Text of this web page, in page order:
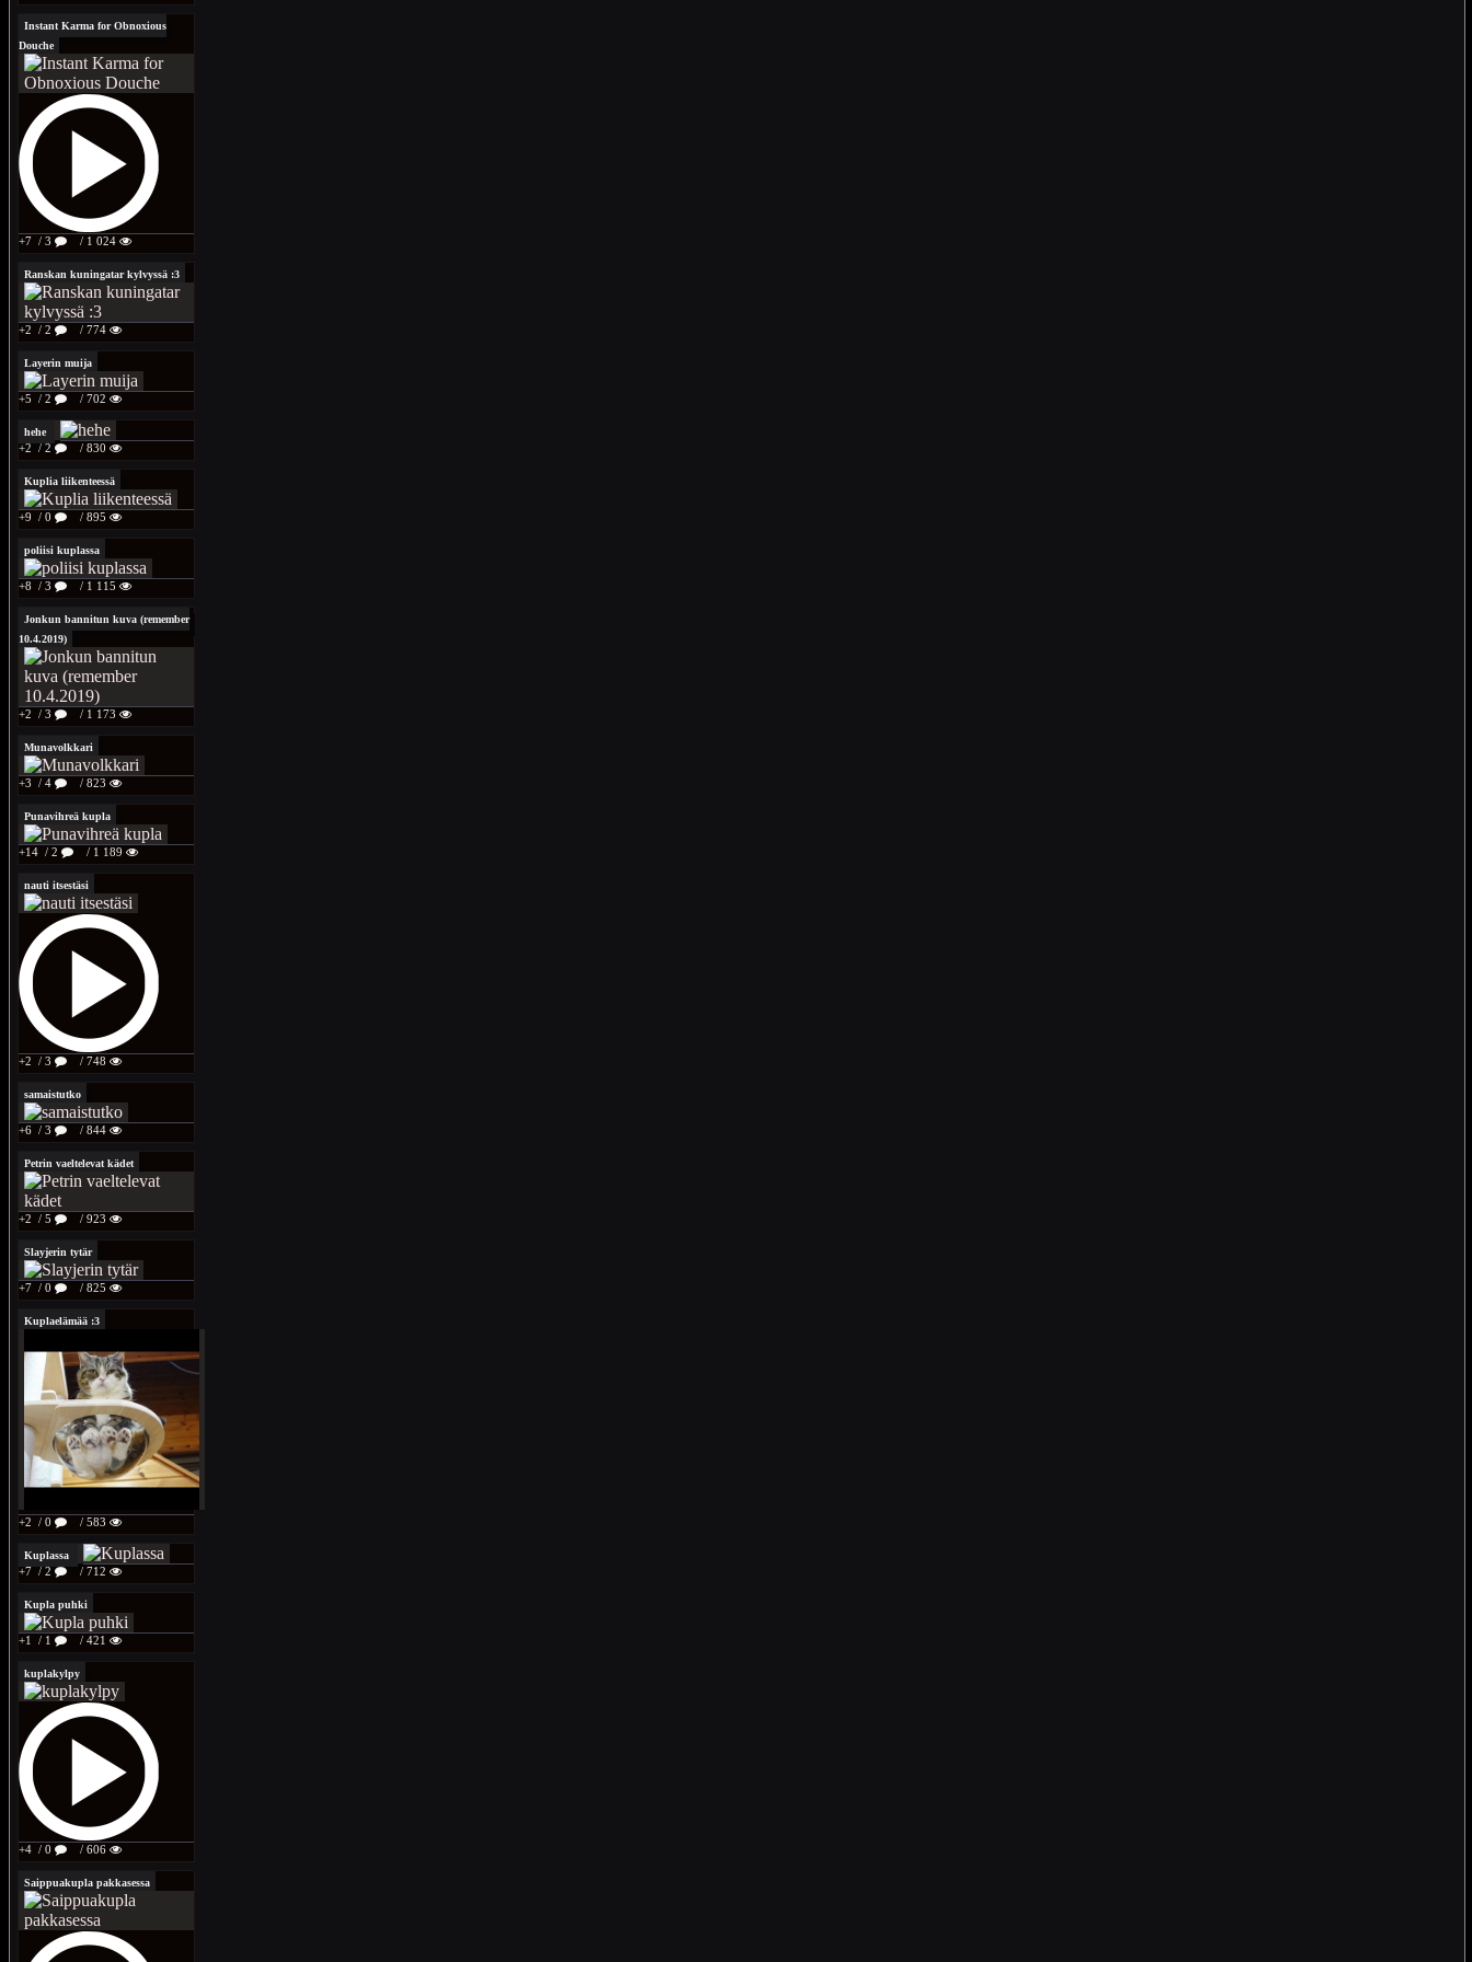
Instant Karma for Obnoxious
Douche
+7 / 3 / 1 024
Ranskan kuningatar kylvyssä :3
+2 / 2 / 774
Layerin muija
+5 / 2 / 702
hehe
+2 / 2 / 830
Kuplia liikenteessä
+9 / 0 / 895
poliisi kuplassa
+8 / 3 / 1 115
Jonkun bannitun kuva (remember
10.4.2019)
+2 / 3 / 1 173
Munavolkkari
+3 / 4 / 823
Punavihreä kupla
+14 / 2 / 1 189
nauti itsestäsi
+2 / 3 / 748
samaistutko
+6 / 3 / 844
Petrin vaeltelevat kädet
+2 / 5 / 923
Slayjerin tytär
+7 / 0 / 825
Kuplaelämää :3
+2 / 0 / 583
Kuplassa
+7 / 2 / 712
Kupla puhki
+1 / 1 / 421
kuplakylpy
+4 / 0 / 606
Saippuakupla pakkasessa